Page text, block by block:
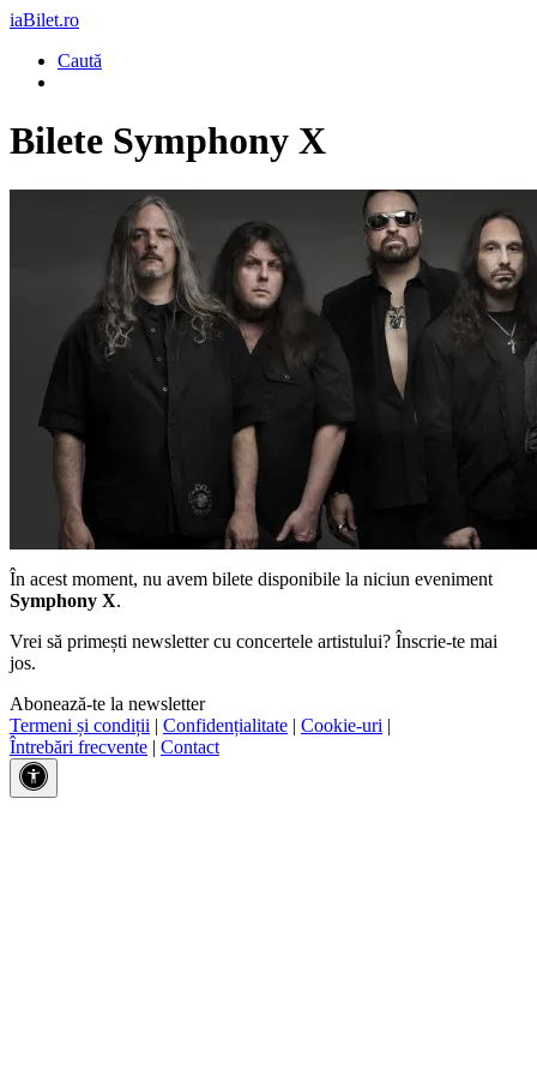
iaBilet.ro
Caută
Bilete Symphony X
În acest moment, nu avem bilete disponibile la niciun eveniment
Symphony X.
Vrei să primești newsletter cu concertele artistului? Înscrie-te mai
jos.
Abonează-te la newsletter
Termeni și condiții | Confidențialitate | Cookie-uri |
Întrebări frecvente | Contact